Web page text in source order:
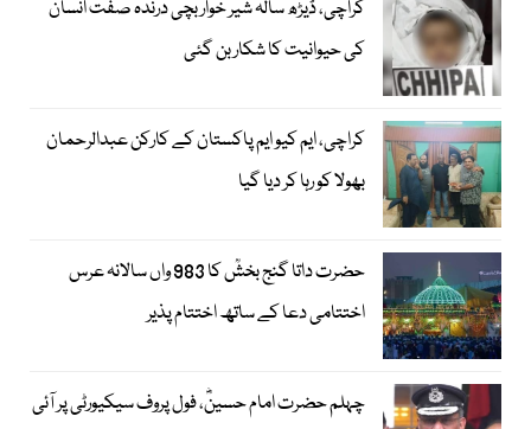
کراچی، ڈیڑھ سالہ شیر خوار بچی درندہ صفت انسان
کی حیوانیت کا شکار بن گئی
کراچی، ایم کیو ایم پاکستان کے کارکن عبدالرحمان
بھولا کو رہا کر دیا گیا
حضرت داتا گنج بخشؒ کا 983 واں سالانہ عرس
اختتامی دعا کے ساتھ اختتام پذیر
چہلم حضرت امام حسینؓ، فول پروف سیکیورٹی پر آئی